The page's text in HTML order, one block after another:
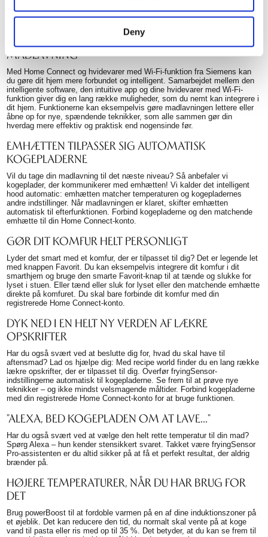
Deny
gang. Det giver dig frihed til at fokusere på dine gæster og glæden ved at
lave lækker mad.
INTELLIGENTE KOGEPLADER FOR SPÆNDENDE
MADLAVNING
Med Home Connect og hvidevarer med Wi-Fi-funktion fra Siemens kan
du gøre dit hjem mere forbundet og intelligent. Samarbejdet mellem den
intelligente software, den intuitive app og dine hvidevarer med Wi-Fi-
funktion giver dig en lang række muligheder, som du nemt kan integrere i
dit hjem. Funktionerne kan eksempelvis gøre madlavningen lettere eller
åbne op for nye, spændende teknikker, som alle sammen gør din
hverdag mere effektiv og praktisk end nogensinde før.
EMHÆTTEN TILPASSER SIG AUTOMATISK
KOGEPLADERNE
Vil du tage din madlavning til det næste niveau? Så anbefaler vi
kogeplader, der kommunikerer med emhætten! Vi kalder det intelligent
hood automatic: emhætten matcher temperaturen og kogepladernes
andre indstillinger. Når madlavningen er klaret, skifter emhætten
automatisk til efterfunktionen. Forbind kogepladerne og den matchende
emhætte til din Home Connect-konto.
GØR DIT KOMFUR HELT PERSONLIGT
Lyder det smart med et komfur, der er tilpasset til dig? Det er legende let
med knappen Favorit. Du kan eksempelvis integrere dit komfur i dit
smarthjem og bruge den smarte Favorit-knap til at tænde og slukke for
lyset i stuen. Eller tænd eller sluk for lyset eller den matchende emhætte
direkte på komfuret. Du skal bare forbinde dit komfur med din
registrerede Home Connect-konto.
DYK NED I EN HELT NY VERDEN AF LÆKRE
OPSKRIFTER
Har du også svært ved at beslutte dig for, hvad du skal have til
aftensmad? Lad os hjælpe dig: Med recipe world finder du en lang række
lækre opskrifter, der er tilpasset til dig. Overfør fryingSensor-
indstillingerne automatisk til kogepladerne. Se frem til at prøve nye
teknikker – og ikke mindst velsmagende måltider. Forbind kogepladerne
med din registrerede Home Connect-konto for at bruge funktionen.
"ALEXA, BED KOGEPLADEN OM AT LAVE..."
Har du også svært ved at vælge den helt rette temperatur til din mad?
Spørg Alexa – hun kender stensikkert svaret. Takket være fryingSensor
Pro-assistenten er du altid sikker på at få et perfekt resultat, der aldrig
brænder på.
HØJERE TEMPERATURER, NÅR DU HAR BRUG FOR
DET
Brug powerBoost til at fordoble varmen på en af dine induktionszoner på
et øjeblik. Det kan reducere den tid, du normalt skal vente på at koge
vand til pasta eller ris med op til 35 %. Det betyder, at du kan se frem til